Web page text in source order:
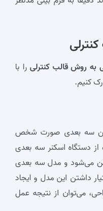
به روش قالب کنترلیرا با
کنیم.
سه بعدی صورت شخص
دستگاه اسکنر سه بعدی
می‌شود و مدل سه بعدی
داشتن این مدل و ایجاد
می‌توان از نتیجه عمل